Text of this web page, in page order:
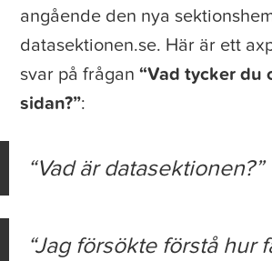
angående den nya
datasektionen.se. Här är ett
svar på frågan“Vad tycker du
sidan?”:
Vad är datasektionen?
Jag försökte förstå hur